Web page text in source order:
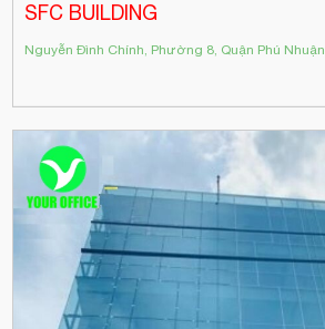
SFC BUILDING
Nguyễn Đình Chính, Phường 8, Quận Phú Nhuận